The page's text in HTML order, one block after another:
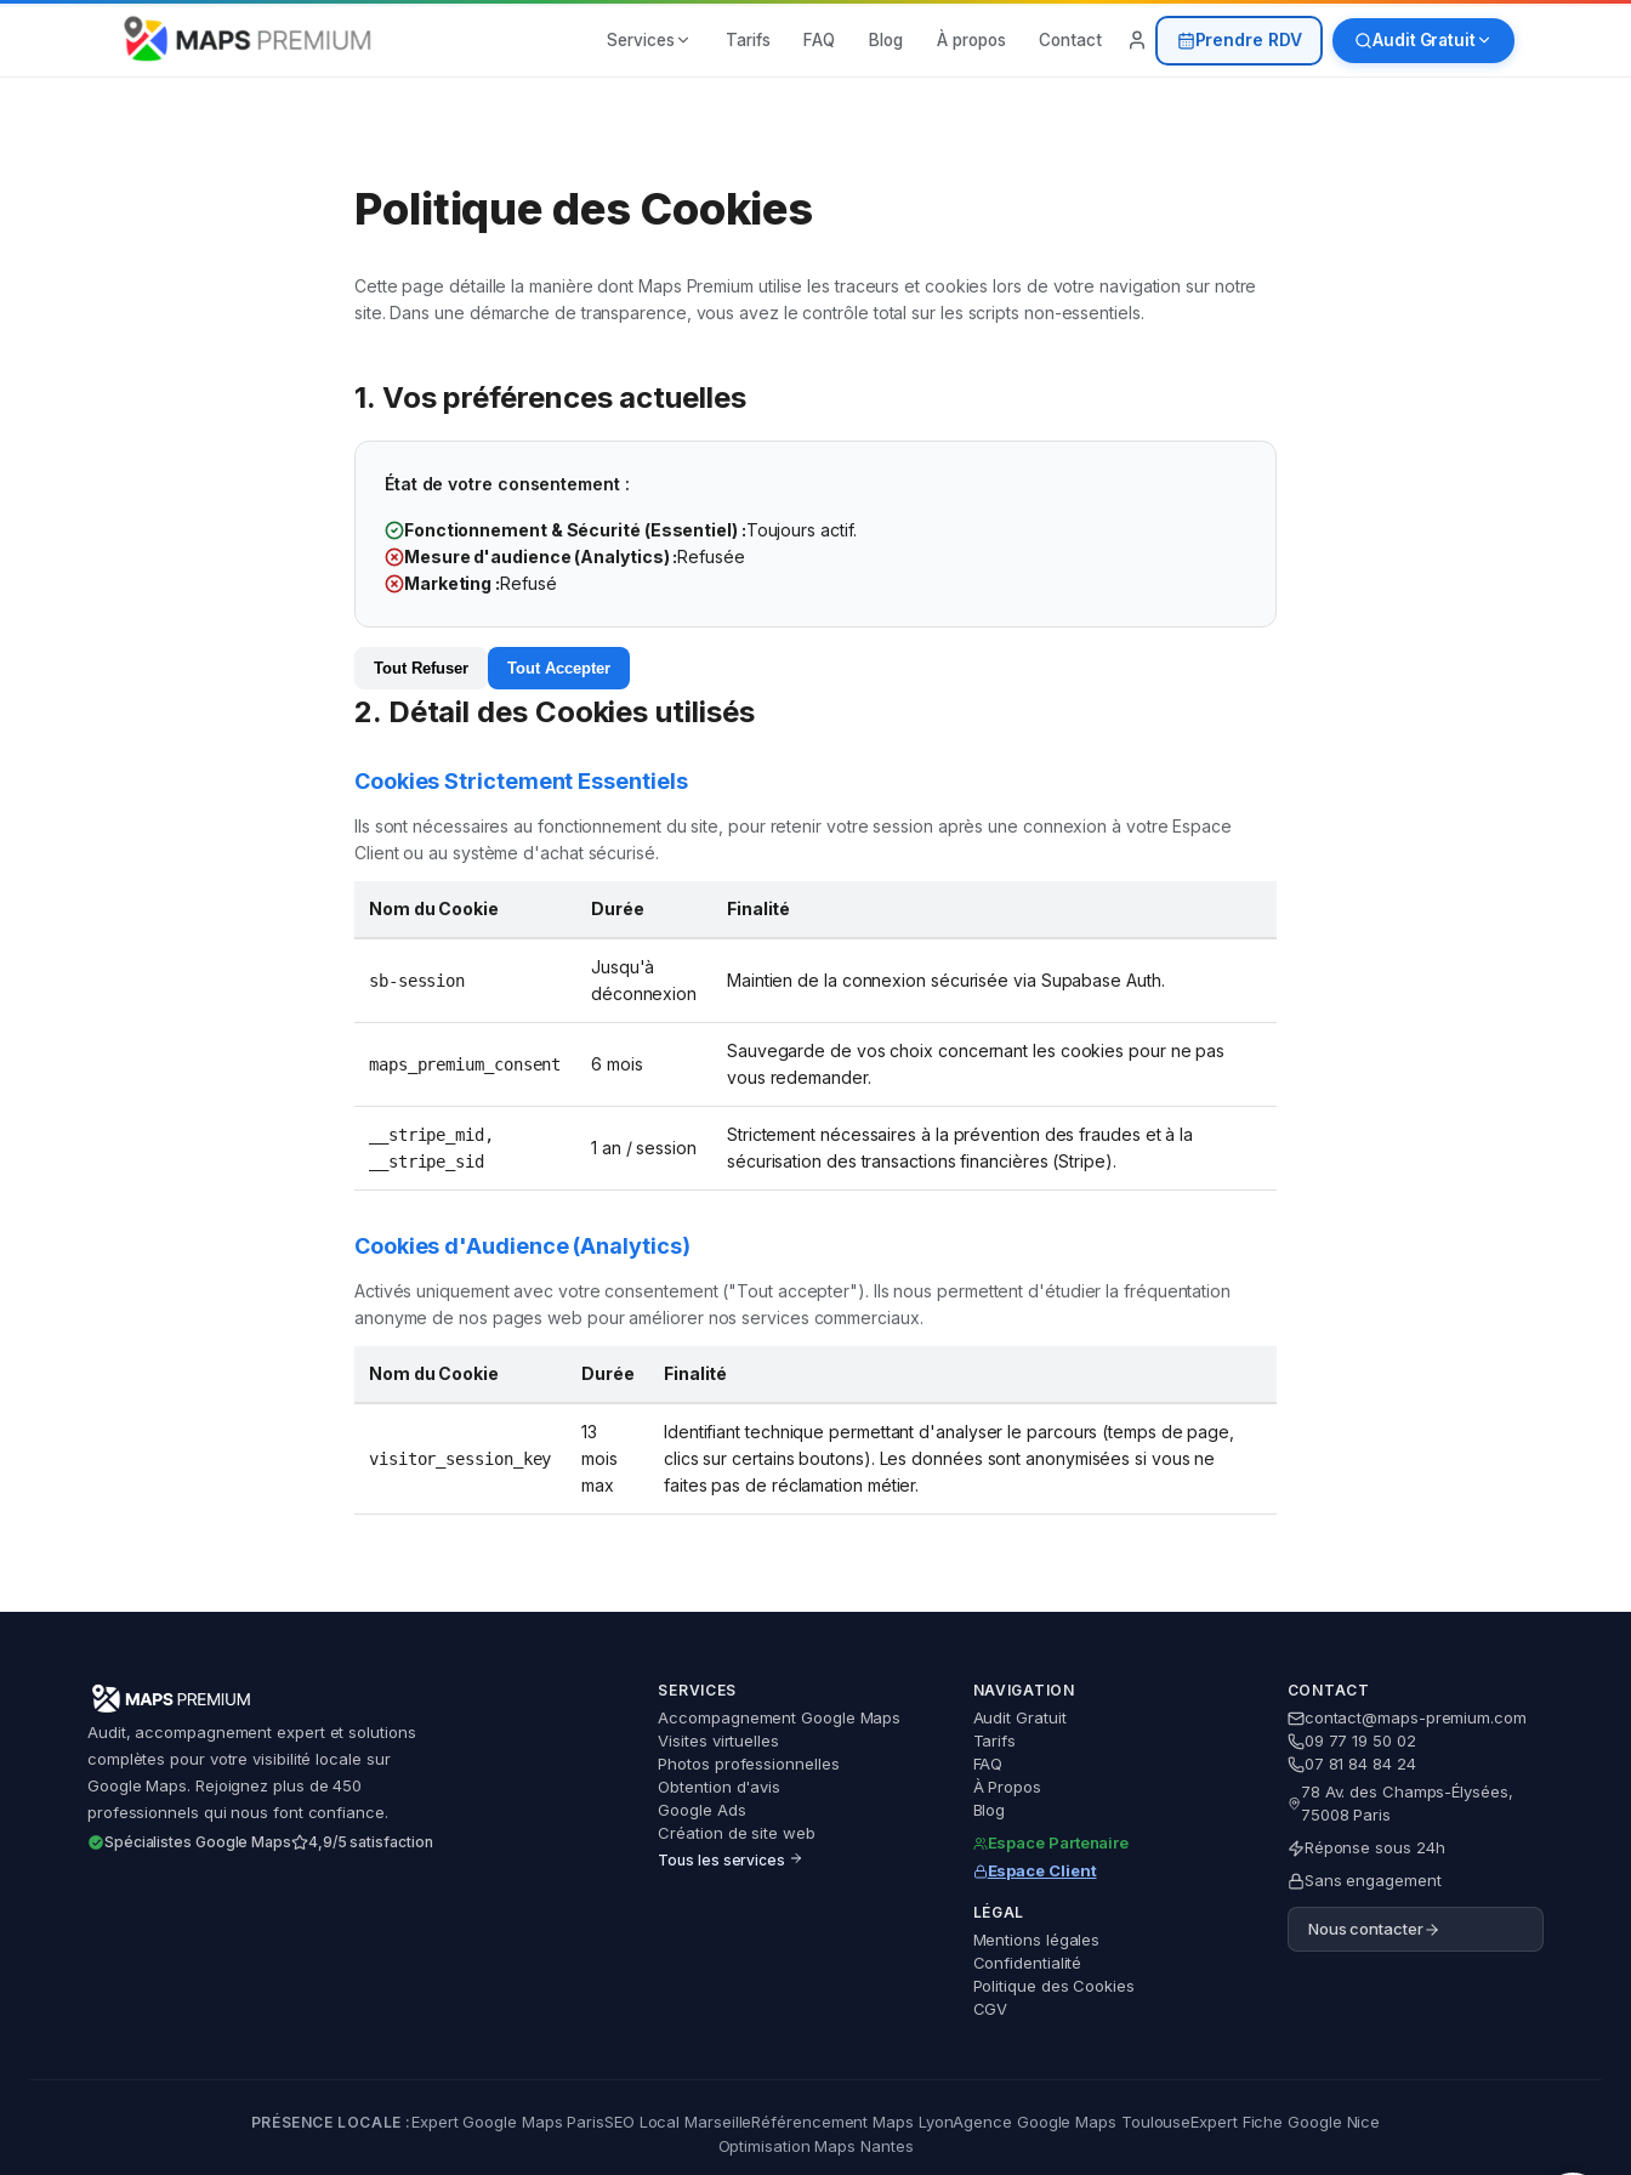
Services Tarifs FAQ Blog À propos Contact Prendre RDV Audit Gratuit
Politique des Cookies
Cette page détaille la manière dont Maps Premium utilise les traceurs et cookies lors de votre navigation sur notre
site. Dans une démarche de transparence, vous avez le contrôle total sur les scripts non-essentiels.
1. Vos préférences actuelles
État de votre consentement :
Fonctionnement & Sécurité (Essentiel) :Toujours actif.
Mesure d'audience (Analytics) :Refusée
Marketing :Refusé
Tout Refuser Tout Accepter
2. Détail des Cookies utilisés
Cookies Strictement Essentiels
Ils sont nécessaires au fonctionnement du site, pour retenir votre session après une connexion à votre Espace
Client ou au système d'achat sécurisé.
Nom du Cookie Durée Finalité
sb-session
Jusqu'à
déconnexion
Maintien de la connexion sécurisée via Supabase Auth.
maps_premium_consent 6 mois
Sauvegarde de vos choix concernant les cookies pour ne pas
vous redemander.
__stripe_mid,
__stripe_sid
1 an / session
Strictement nécessaires à la prévention des fraudes et à la
sécurisation des transactions financières (Stripe).
Cookies d'Audience (Analytics)
Activés uniquement avec votre consentement ("Tout accepter"). Ils nous permettent d'étudier la fréquentation
anonyme de nos pages web pour améliorer nos services commerciaux.
Nom du Cookie Durée Finalité
visitor_session_key
13
mois
max
Identifiant technique permettant d'analyser le parcours (temps de page,
clics sur certains boutons). Les données sont anonymisées si vous ne
faites pas de réclamation métier.
Audit, accompagnement expert et solutions
complètes pour votre visibilité locale sur
Google Maps. Rejoignez plus de 450
professionnels qui nous font confiance.
Spécialistes Google Maps 4,9/5 satisfaction
SERVICES
Accompagnement Google Maps
Visites virtuelles
Photos professionnelles
Obtention d'avis
Google Ads
Création de site web
Tous les services
NAVIGATION
Audit Gratuit
Tarifs
FAQ
À Propos
Blog
Espace Partenaire
Espace Client
LÉGAL
Mentions légales
Confidentialité
Politique des Cookies
CGV
CONTACT
contact@maps-premium.com
09 77 19 50 02
07 81 84 84 24
78 Av. des Champs-Élysées,
75008 Paris
Réponse sous 24h
Sans engagement
Nous contacter
PRÉSENCE LOCALE :Expert Google Maps ParisSEO Local MarseilleRéférencement Maps LyonAgence Google Maps ToulouseExpert Fiche Google Nice
Optimisation Maps Nantes
Maps Premium
Questions fréquentes
Comment valider ma fiche Google ?
Ma fiche est suspendue, que faire ?
Comment obtenir plus d'avis positifs sur
Maps ?
Parler à un expert